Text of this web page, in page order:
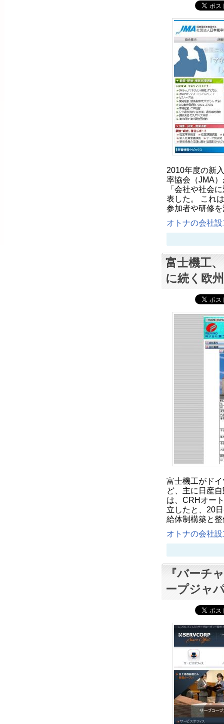
2010年度の新
率協会（JMA
「会社や社会
表した。 これ
参加者や研修
オトナの会社
富士機工
に続く欧
富士機工がド
ど、主に日産
は、CRHオー
立したと、20
給体制構築と
オトナの会社
『バーチ
ープジャ